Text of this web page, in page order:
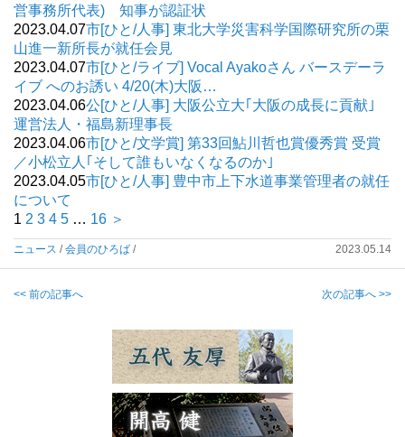
営事務所代表) 知事が認証状
2023.04.07市[ひと/人事] 東北大学災害科学国際研究所の栗
山進一新所長が就任会見
2023.04.07市[ひと/ライブ] Vocal Ayakoさん バースデーラ
イブ へのお誘い 4/20(木)大阪…
2023.04.06公[ひと/人事] 大阪公立大｢大阪の成長に貢献｣
運営法人・福島新理事長
2023.04.06市[ひと/文学賞] 第33回鮎川哲也賞優秀賞 受賞
／小松立人｢そして誰もいなくなるのか｣
2023.04.05市[ひと/人事] 豊中市上下水道事業管理者の就任
について
1 2 3 4 5 … 16 ＞
ニュース /会員のひろば / 2023.05.14
<< 前の記事へ 次の記事へ >>